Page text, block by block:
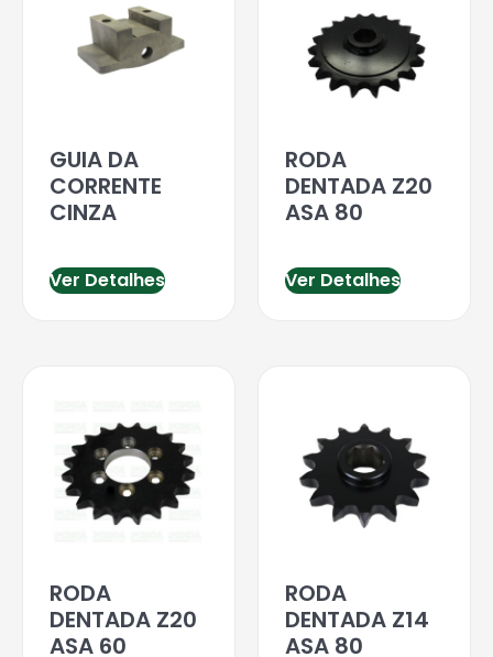
GUIA DA
CORRENTE
CINZA
Ver Detalhes
RODA
DENTADA Z20
ASA 80
Ver Detalhes
RODA
DENTADA Z20
ASA 60
RODA
DENTADA Z14
ASA 80